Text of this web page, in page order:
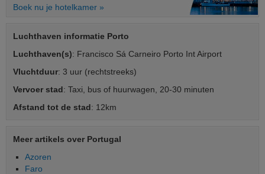
Boek nu je hotelkamer »
Luchthaven informatie Porto
Luchthaven(s): Francisco Sá Carneiro Porto Int Airport
Vluchtduur: 3 uur (rechtstreeks)
Vervoer stad: Taxi, bus of huurwagen, 20-30 minuten
Afstand tot de stad: 12km
Meer artikels over Portugal
Azoren
Faro